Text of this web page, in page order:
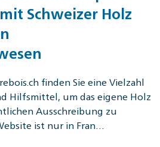
Schweizer Holz
finden Sie eine Vielzahl
Hilfsmittel, um das eigene Holz
Ausschreibung zu
ist nur in Fran…